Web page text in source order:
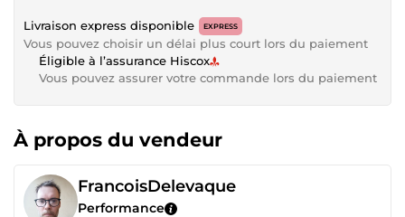
Livraison express disponible EXPRESS
Vous pouvez choisir un délai plus court lors du paiement
Éligible à l’assurance Hiscox
Vous pouvez assurer votre commande lors du paiement
À propos du vendeur
FrancoisDelevaque
Performance